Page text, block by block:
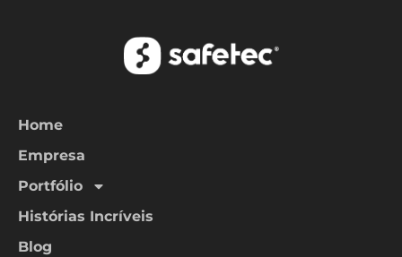
Home
Empresa
Portfólio
Histórias Incríveis
Blog